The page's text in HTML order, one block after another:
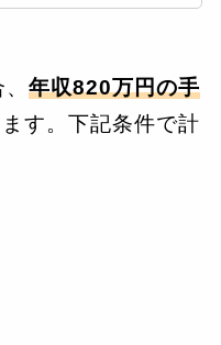
、年収820万円の手
す。下記条件で計